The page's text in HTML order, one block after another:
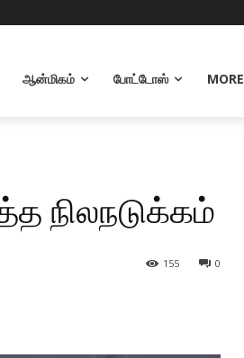
ஆன்மிகம் போட்டோஸ் MORE
நிலநடுக்கம்
0
155